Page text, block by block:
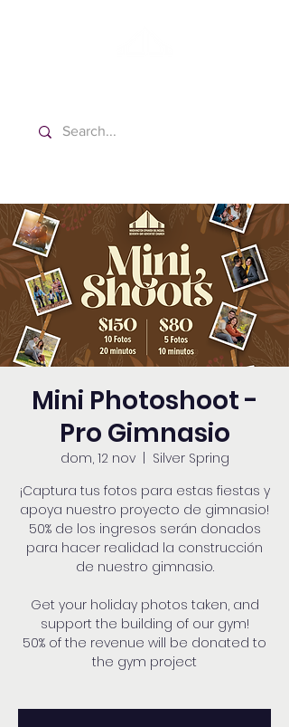
Mini Photoshoot -
Pro Gimnasio
dom, 12 nov
  |
Silver Spring
¡Captura tus fotos para estas fiestas y
apoya nuestro proyecto de gimnasio!
50% de los ingresos serán donados
para hacer realidad la construcción
de nuestro gimnasio.
Get your holiday photos taken, and
support the building of our gym!
50% of the revenue will be donated to
the gym project